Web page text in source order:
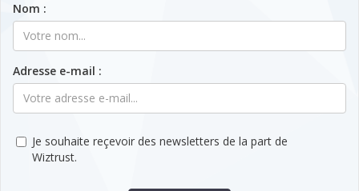
Nom :
Adresse e-mail :
Je souhaite reçevoir des newsletters de la part de
Wiztrust.